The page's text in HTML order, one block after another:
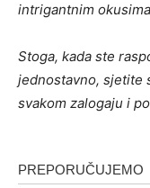
intrigantnim
Stoga, kada ste
jednostavno, sjetite
svakom zalogaju i